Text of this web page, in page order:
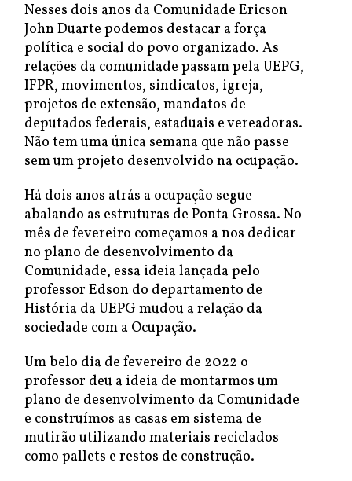
Nesses dois anos da Comunidade Ericson
John Duarte podemos destacar a força
política e social do povo organizado. As
relações da comunidade passam pela UEPG,
IFPR, movimentos, sindicatos, igreja,
projetos de extensão, mandatos de
deputados federais, estaduais e vereadoras.
Não tem uma única semana que não passe
sem um projeto desenvolvido na ocupação.
Há dois anos atrás a ocupação segue
abalando as estruturas de Ponta Grossa. No
mês de fevereiro começamos a nos dedicar
no plano de desenvolvimento da
Comunidade, essa ideia lançada pelo
professor Edson do departamento de
História da UEPG mudou a relação da
sociedade com a Ocupação.
Um belo dia de fevereiro de 2022 o
professor deu a ideia de montarmos um
plano de desenvolvimento da Comunidade
e construímos as casas em sistema de
mutirão utilizando materiais reciclados
como pallets e restos de construção.